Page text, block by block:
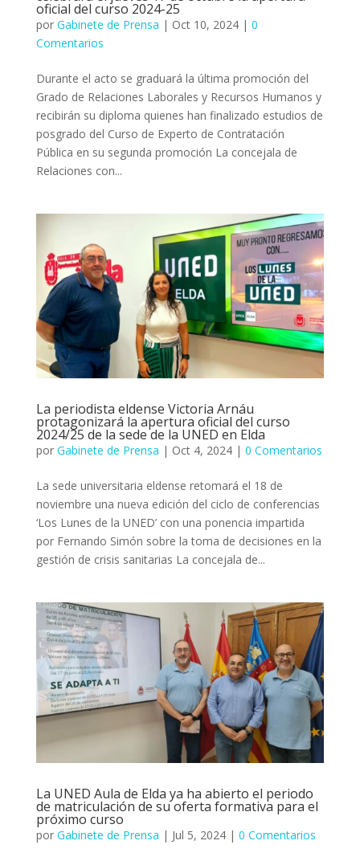
oficial del curso 2024-25
por Gabinete de Prensa | Oct 10, 2024| 0
Comentarios
Durante el acto se graduará la última promoción del
Grado de Relaciones Laborales y Recursos Humanos y
recibirán su diploma quienes han finalizado estudios de
posgrado del Curso de Experto de Contratación
Pública en su segunda promoción La concejala de
Relaciones con...
La periodista eldense Victoria Arnáu
protagonizará la apertura oficial del curso
2024/25 de la sede de la UNED en Elda
por Gabinete de Prensa | Oct 4, 2024| 0 Comentarios
La sede universitaria eldense retomará el 18 de
noviembre una nueva edición del ciclo de conferencias
‘Los Lunes de la UNED’ con una ponencia impartida
por Fernando Simón sobre la toma de decisiones en la
gestión de crisis sanitarias La concejala de...
La UNED Aula de Elda ya ha abierto el periodo
de matriculación de su oferta formativa para el
próximo curso
por Gabinete de Prensa | Jul 5, 2024| 0 Comentarios